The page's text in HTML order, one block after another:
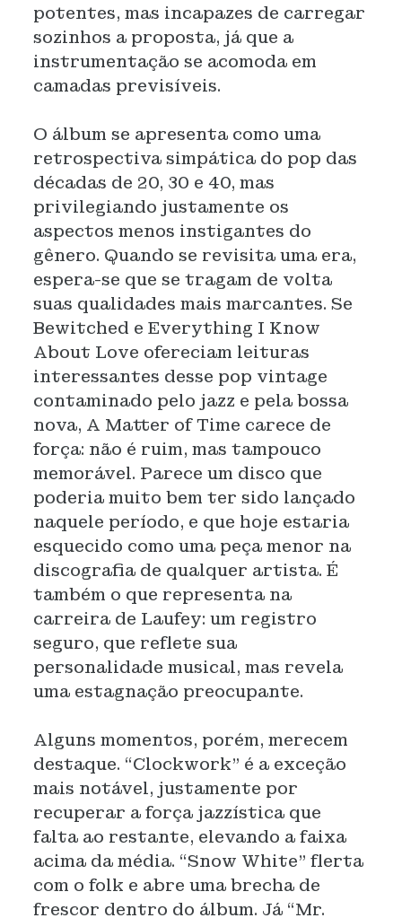
potentes, mas incapazes de carregar
sozinhos a proposta, já que a
instrumentação se acomoda em
camadas previsíveis.
O álbum se apresenta como uma
retrospectiva simpática do pop das
décadas de 20, 30 e 40, mas
privilegiando justamente os
aspectos menos instigantes do
gênero. Quando se revisita uma era,
espera-se que se tragam de volta
suas qualidades mais marcantes. Se
Bewitched e Everything I Know
About Love ofereciam leituras
interessantes desse pop vintage
contaminado pelo jazz e pela bossa
nova, A Matter of Time carece de
força: não é ruim, mas tampouco
memorável. Parece um disco que
poderia muito bem ter sido lançado
naquele período, e que hoje estaria
esquecido como uma peça menor na
discografia de qualquer artista. É
também o que representa na
carreira de Laufey: um registro
seguro, que reflete sua
personalidade musical, mas revela
uma estagnação preocupante.
Alguns momentos, porém, merecem
destaque. “Clockwork” é a exceção
mais notável, justamente por
recuperar a força jazzística que
falta ao restante, elevando a faixa
acima da média. “Snow White” flerta
com o folk e abre uma brecha de
frescor dentro do álbum. Já “Mr.